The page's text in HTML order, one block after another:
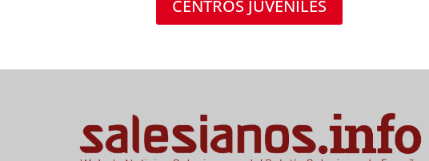
CENTROS JUVENILES